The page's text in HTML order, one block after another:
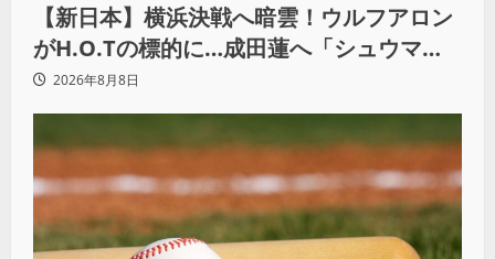
【新日本】横浜決戦へ暗雲！ウルフアロン
がH.O.Tの標的に…成田蓮へ「シュウマイ
にしてやる」と怒り爆発
2026年8月8日